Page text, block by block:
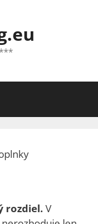
rozdiel. V